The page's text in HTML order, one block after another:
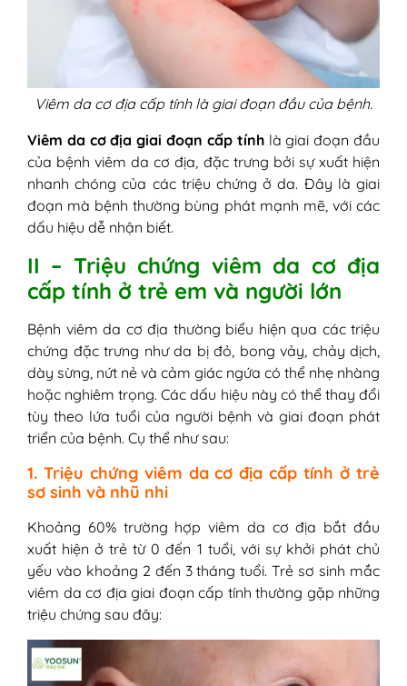
Viêm da cơ địa cấp tính là giai đoạn đầu của bệnh.
Viêm da cơ địa giai đoạn cấp tínhlà giai đoạn đầu
của bệnh viêm da cơ địa, đặc trưng bởi sự xuất hiện
nhanh chóng của các triệu chứng ở da. Đây là giai
đoạn mà bệnh thường bùng phát mạnh mẽ, với các
dấu hiệu dễ nhận biết.
II – Triệu chứng viêm da cơ địa
cấp tính ở trẻ em và người lớn
Bệnh viêm da cơ địa thường biểu hiện qua các triệu
chứng đặc trưng như da bị đỏ, bong vảy, chảy dịch,
dày sừng, nứt nẻ và cảm giác ngứa có thể nhẹ nhàng
hoặc nghiêm trọng. Các dấu hiệu này có thể thay đổi
tùy theo lứa tuổi của người bệnh và giai đoạn phát
triển của bệnh. Cụ thể như sau:
1. Triệu chứng viêm da cơ địa cấp tính ở trẻ
sơ sinh và nhũ nhi
Khoảng 60% trường hợp viêm da cơ địa bắt đầu
xuất hiện ở trẻ từ 0 đến 1 tuổi, với sự khởi phát chủ
yếu vào khoảng 2 đến 3 tháng tuổi. Trẻ sơ sinh mắc
viêm da cơ địa giai đoạn cấp tính thường gặp những
triệu chứng sau đây: